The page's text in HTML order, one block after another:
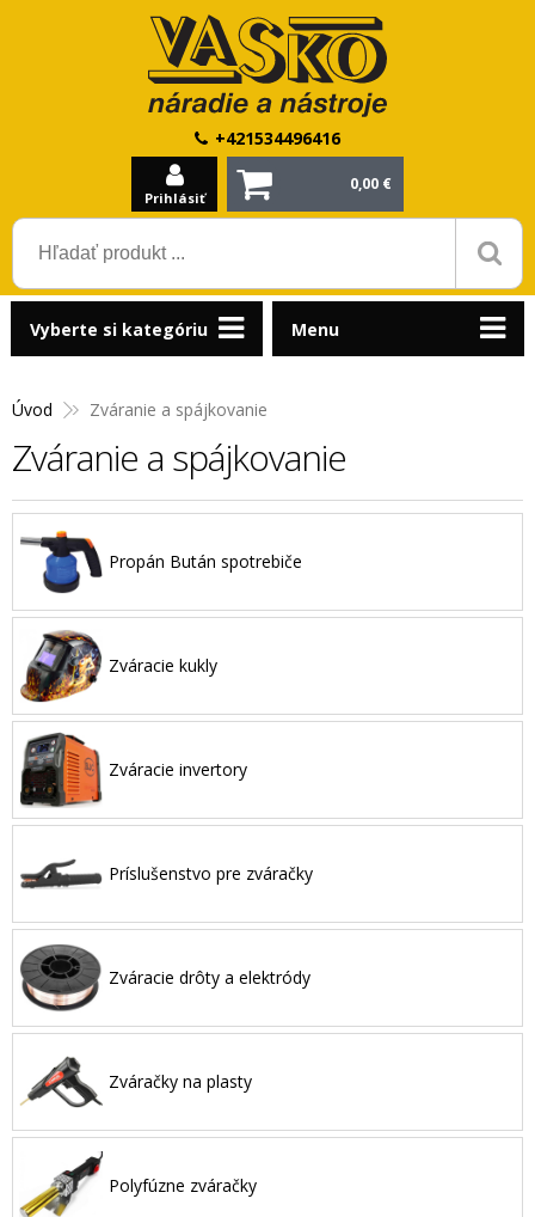
+421534496416
Prihlásiť
0,00 €
Úvod Zváranie a spájkovanie
Zváranie a spájkovanie
Propán Bután spotrebiče
Zváracie kukly
Zváracie invertory
Príslušenstvo pre zváračky
Zváracie drôty a elektródy
Zváračky na plasty
Polyfúzne zváračky
Vyberte si kategóriu Menu